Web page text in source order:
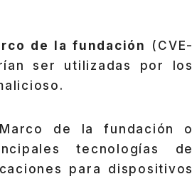
de la fundación
(CVE-
ser utilizadas por los
de la fundación o
tecnologías de
para dispositivos